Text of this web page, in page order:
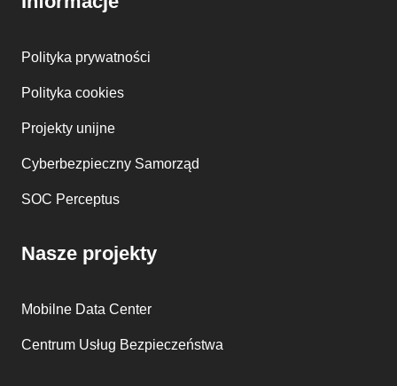
Polityka prywatności
Polityka cookies
Projekty unijne
Cyberbezpieczny Samorząd
SOC Perceptus
Nasze projekty
Mobilne Data Center
Centrum Usług Bezpieczeństwa